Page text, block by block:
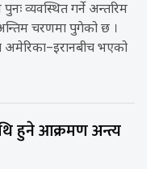
व्यवस्थित गर्ने अन्तरिम
चरणमा पुगेको छ ।
अमेरिका–इरानबीच भएको
हुने आक्रमण अन्त्य